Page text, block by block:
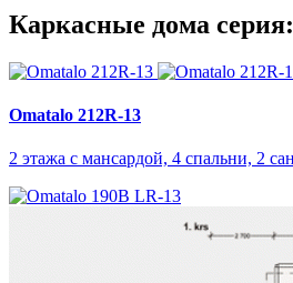
Каркасные дома
Omatalo 212R-13
2 этажа с мансардой, 4 спальни, 2